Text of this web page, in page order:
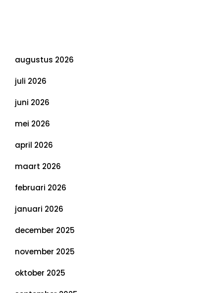
augustus 2026
juli 2026
juni 2026
mei 2026
april 2026
maart 2026
februari 2026
januari 2026
december 2025
november 2025
oktober 2025